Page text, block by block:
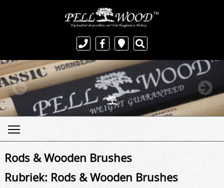
Rods & Wooden Brushes
Rubriek: Rods & Wooden Brushes